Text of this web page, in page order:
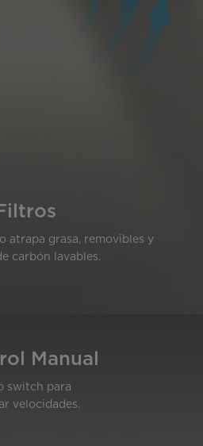
atrapa grasa, removibles y
carbón lavables.
Manual
switch para
velocidades.